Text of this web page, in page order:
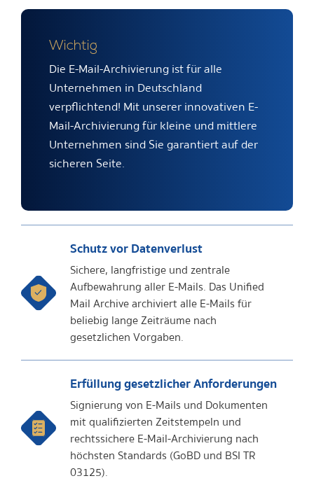
Wichtig
Die E-Mail-Archivierung ist für alle
Unternehmen in Deutschland
verpflichtend! Mit unserer innovativen E-
Mail-Archivierung für kleine und mittlere
Unternehmen sind Sie garantiert auf der
sicheren Seite.
Schutz vor Datenverlust
Sichere, langfristige und zentrale
Aufbewahrung aller E-Mails. Das Unified
Mail Archive archiviert alle E-Mails für
beliebig lange Zeiträume nach
gesetzlichen Vorgaben.
Erfüllung gesetzlicher Anforderungen
Signierung von E-Mails und Dokumenten
mit qualifizierten Zeitstempeln und
rechtssichere E-Mail-Archivierung nach
höchsten Standards (GoBD und BSI TR
03125).